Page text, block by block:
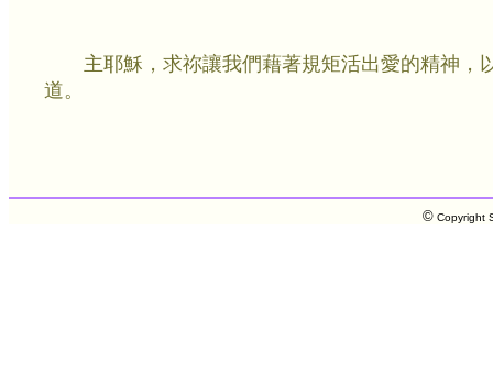
主耶穌，求祢讓我們藉著規矩活出愛的精神，
道。
© Copyright